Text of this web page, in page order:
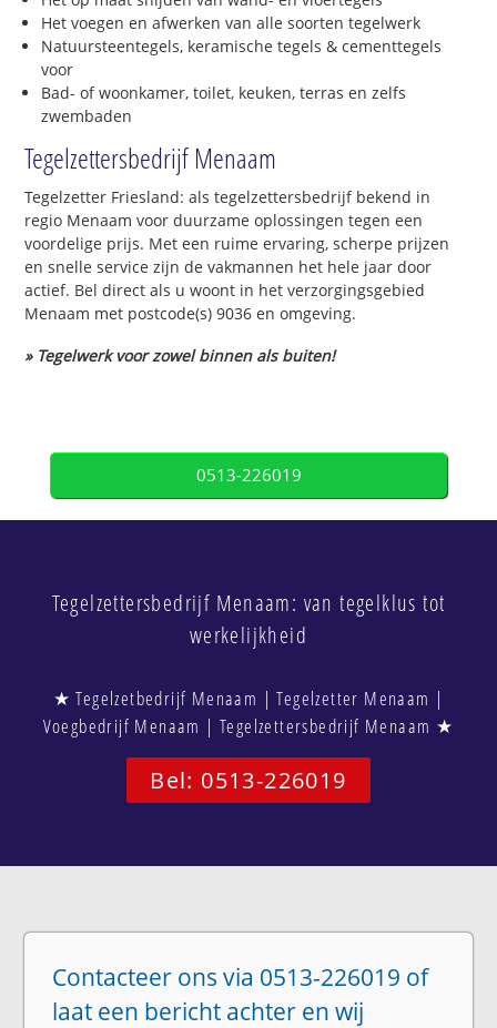
Het voegen en afwerken van alle soorten tegelwerk
Natuursteentegels, keramische tegels & cementtegels
voor
Bad- of woonkamer, toilet, keuken, terras en zelfs
zwembaden
Tegelzettersbedrijf Menaam
Tegelzetter Friesland: als tegelzettersbedrijf bekend in
regio Menaam voor duurzame oplossingen tegen een
voordelige prijs. Met een ruime ervaring, scherpe prijzen
en snelle service zijn de vakmannen het hele jaar door
actief. Bel direct als u woont in het verzorgingsgebied
Menaam met postcode(s) 9036 en omgeving.
» Tegelwerk voor zowel binnen als buiten!
0513-226019
Tegelzettersbedrijf Menaam: van tegelklus tot
werkelijkheid
★ Tegelzetbedrijf Menaam | Tegelzetter Menaam |
Voegbedrijf Menaam | Tegelzettersbedrijf Menaam ★
Bel: 0513-226019
Contacteer ons via 0513-226019 of
laat een bericht achter en wij